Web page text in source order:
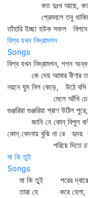
কত দুঃখ আছে, কত
প্রেমবলে তবু
তাঁহারি ইচ্ছা হউক সফল
বিশ্ব যখন নিদ্রামগন
Songs
বিশ্ব যখন নিদ্রামগন, গগন
কে দেয় আমার বীণার
নয়নে ঘুম নিল কেড়ে, উঠে
মেলে আঁখি চেয়ে
গুঞ্জরিয়া গুঞ্জরিয়া প্রাণ উঠিল পুরে,
জানি নে কোন্‌ বিপুল বাণী
কোন্‌ বেদনায় বুঝি না রে হৃদয়
পরিয়ে দিতে চাই
মা কি তুই
Songs
মা কি তুই পরের দ্বারে
তারা যে করে হেলা,